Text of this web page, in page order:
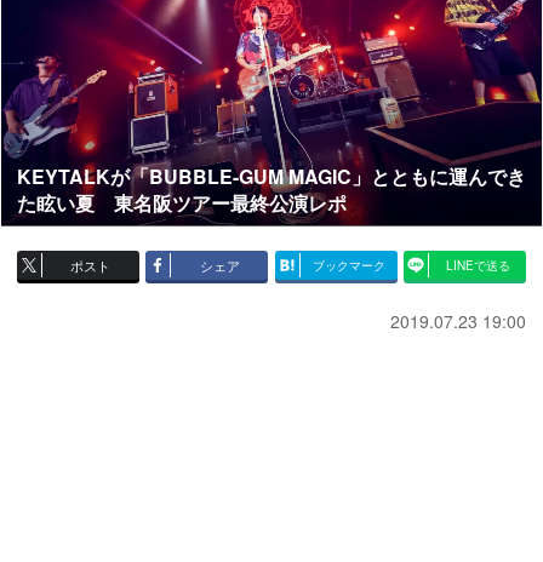
KEYTALKが「BUBBLE-GUM MAGIC」とともに運んでき
た眩い夏 東名阪ツアー最終公演レポ
ポスト シェア ブックマーク LINEで送る
2019.07.23 19:00